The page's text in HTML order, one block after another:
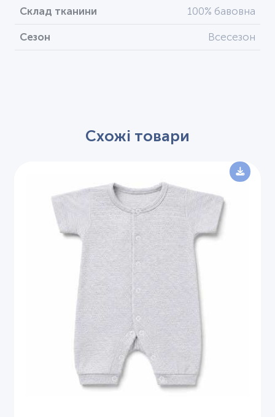
Склад тканини 100% бавовна
Сезон Всесезон
Схожі товари